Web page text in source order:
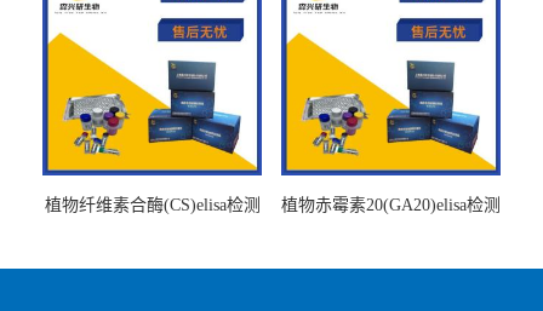
植物纤维素合酶(CS)elisa检测
植物赤霉素20(GA20)elisa检测